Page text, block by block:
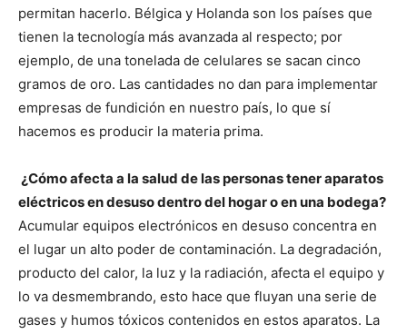
permitan hacerlo. Bélgica y Holanda son los países que
tienen la tecnología más avanzada al respecto; por
ejemplo, de una tonelada de celulares se sacan cinco
gramos de oro. Las cantidades no dan para implementar
empresas de fundición en nuestro país, lo que sí
hacemos es producir la materia prima.
¿Cómo afecta a la salud de las personas tener aparatos
eléctricos en desuso dentro del hogar o en una bodega?
Acumular equipos electrónicos en desuso concentra en
el lugar un alto poder de contaminación. La degradación,
producto del calor, la luz y la radiación, afecta el equipo y
lo va desmembrando, esto hace que fluyan una serie de
gases y humos tóxicos contenidos en estos aparatos. La